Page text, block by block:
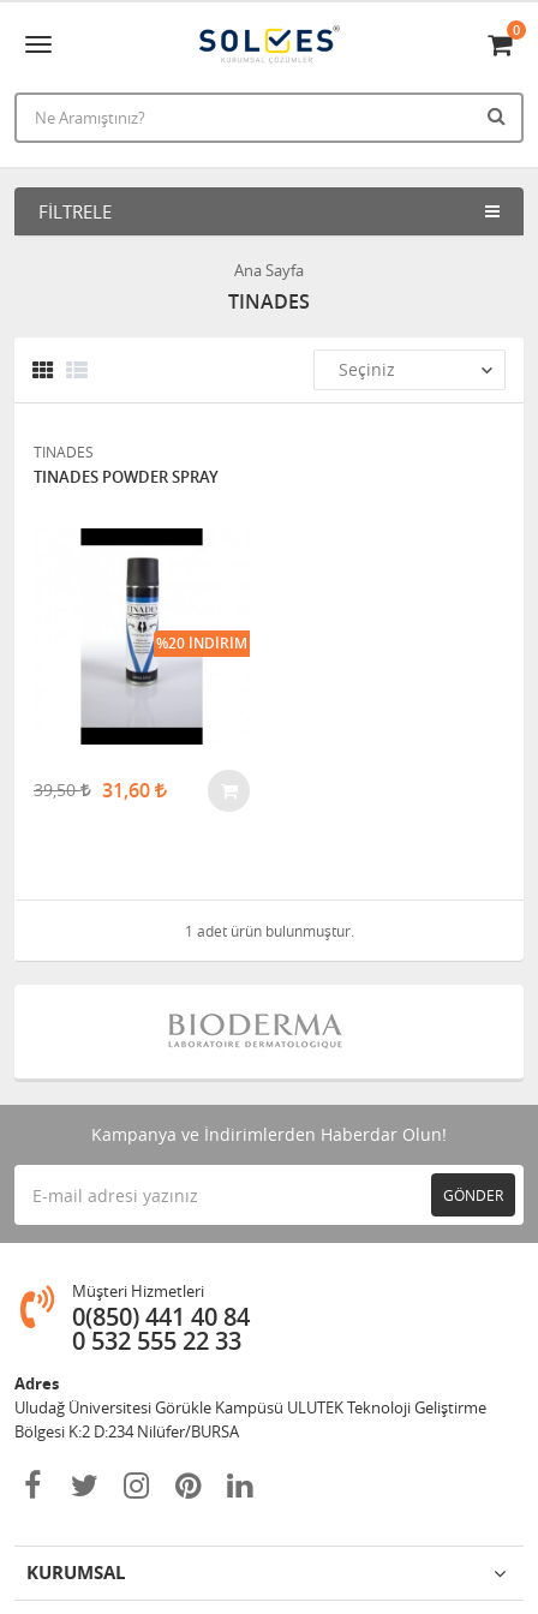
0
FILTRELE
Ana Sayfa
TINADES
TINADES
TINADES POWDER SPRAY
39,50 31,60
%20 İNDIRIM
1 adet ürün bulunmuştur.
Kampanya ve İndirimlerden Haberdar Olun!
GÖNDER
Müşteri Hizmetleri
0(850) 441 40 84
0 532 555 22 33
Adres
Uludağ Üniversitesi Görükle Kampüsü ULUTEK Teknoloji Geliştirme
Bölgesi K:2 D:234 Nilüfer/BURSA
KURUMSAL